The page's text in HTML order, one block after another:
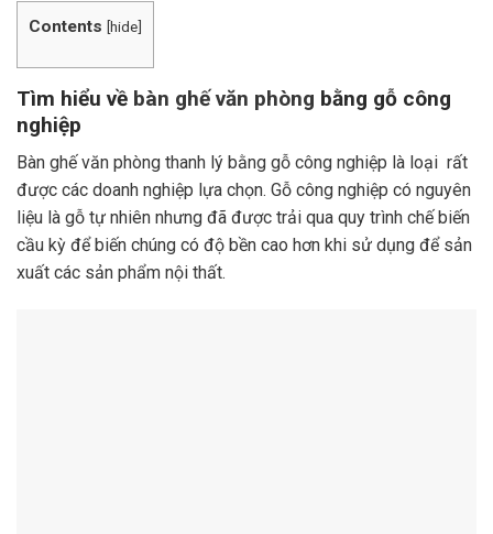
Contents [hide]
Tìm hiểu về bàn ghế văn phòng bằng gỗ công
nghiệp
Bàn ghế văn phòng thanh lý bằng gỗ công nghiệp là loại rất
được các doanh nghiệp lựa chọn. Gỗ công nghiệp có nguyên
liệu là gỗ tự nhiên nhưng đã được trải qua quy trình chế biến
cầu kỳ để biến chúng có độ bền cao hơn khi sử dụng để sản
xuất các sản phẩm nội thất.